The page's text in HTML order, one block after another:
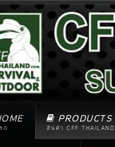
ก
PRODUCTS
สินค้า CFF THAILAND